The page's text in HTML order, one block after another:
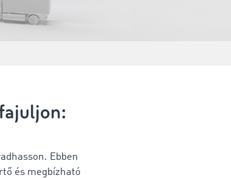
Ebben
és megbízható